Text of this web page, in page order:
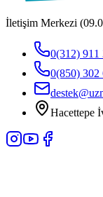
İletişim Merkezi
0(312) 911
0(850) 302
Hacettepe